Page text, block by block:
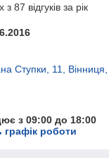
87 відгуків за рік
Ступки, 11, Вінниця,
з 09:00 до 18:00
графік роботи